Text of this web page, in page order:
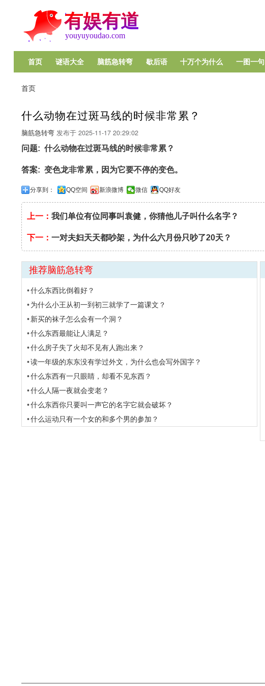
Main首页 谜语大全 脑筋急转弯 歇后语 十万个为什么 一图一句
屑
首页
什么动物在过斑马线的时候非常累？
脑筋急转弯 发布于 2025-11-17 20:29:02
问题
什么动物在过斑马线的时候非常累？
答案 变色龙非常累，因为它要不停的变色。
分享到： QQ空间 新浪微博 微信 QQ好友
上一： 我们单位有位同事叫袁健，你猜他儿子叫什么名字？
下一： 一对夫妇天天都吵架，为什么六月份只吵了20天？
推荐脑筋急转弯
什么东西比倒着好？
为什么小王从初一到初三就学了一篇课文？
新买的袜子怎么会有一个洞？
什么东西最能让人满足？
什么房子失了火却不见有人跑出来？
读一年级的东东没有学过外文，为什么也会写外国字？
什么东西有一只眼睛，却看不见东西？
什么人隔一夜就会变老？
什么东西你只要叫一声它的名字它就会破坏？
什么运动只有一个女的和多个男的参加？